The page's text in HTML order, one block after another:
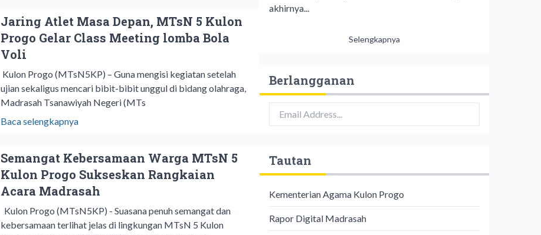
Jaring Atlet Masa Depan, MTsN 5 Kulon
Progo Gelar Class Meeting lomba Bola
Voli
​Kulon Progo (MTsN5KP) – Guna mengisi kegiatan setelah
ujian sekaligus mencari bibit-bibit unggul di bidang olahraga,
Madrasah Tsanawiyah Negeri (MTs
Baca selengkapnya
Semangat Kebersamaan Warga MTsN 5
Kulon Progo Sukseskan Rangkaian
Acara Madrasah
Kulon Progo (MTsN5KP) - Suasana penuh semangat dan
kebersamaan terlihat jelas di lingkungan MTsN 5 Kulon
akhirnya...
Selengkapnya
Berlangganan
Tautan
Kementerian Agama Kulon Progo
Rapor Digital Madrasah